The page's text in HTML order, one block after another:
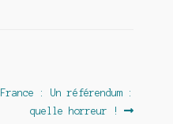
Article
suivant :
France : Un référendum :
quelle horreur !